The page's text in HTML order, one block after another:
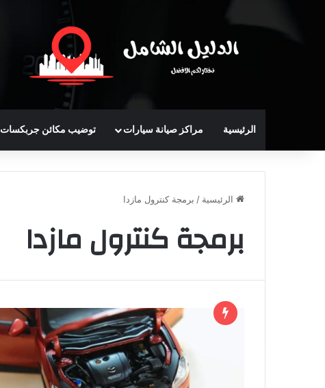
الرئيسية مراكز صيانة سيارات توضيب مكائن جربكسات
الرئيسية / برمجة كنترول مازدا
برمجة كنترول مازدا